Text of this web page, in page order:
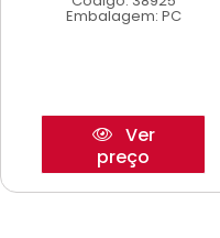
Embalagem: PC
Ver
preço